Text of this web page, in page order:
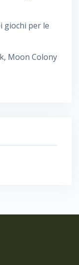
giochi per le
Moon Colony